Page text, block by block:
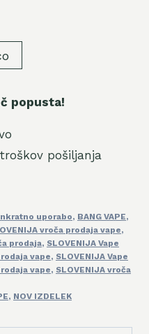
popusta!
pošiljanja
uporabo, BANG VAPE,
vroča prodaja vape,
prodaja, SLOVENIJA Vape
vape, SLOVENIJA Vape
vape, SLOVENIJA vroča
, NOV IZDELEK